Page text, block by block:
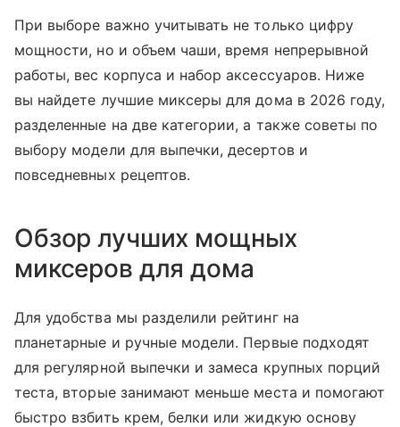
При выборе важно учитывать не только цифру
мощности, но и объем чаши, время непрерывной
работы, вес корпуса и набор аксессуаров. Ниже
вы найдете лучшие миксеры для дома в 2026 году,
разделенные на две категории, а также советы по
выбору модели для выпечки, десертов и
повседневных рецептов.
Обзор лучших мощных
миксеров для дома
Для удобства мы разделили рейтинг на
планетарные и ручные модели. Первые подходят
для регулярной выпечки и замеса крупных порций
теста, вторые занимают меньше места и помогают
быстро взбить крем, белки или жидкую основу